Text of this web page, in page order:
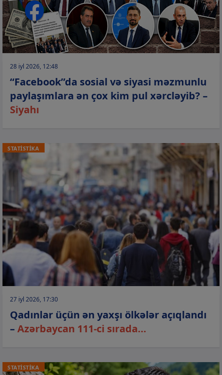
28 iyl 2026, 12:48
“Facebook”da sosial və siyasi məzmunlu
paylaşımlara ən çox kim pul xərcləyib? –
Siyahı
STATİSTİKA
27 iyl 2026, 17:30
Qadınlar üçün ən yaxşı ölkələr açıqlandı
–Azərbaycan 111-ci sırada…
STATİSTİKA